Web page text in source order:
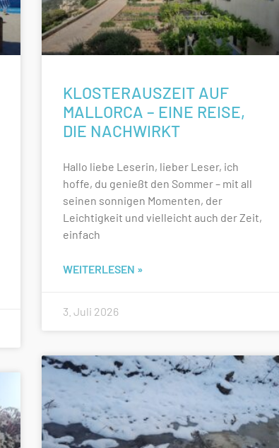
KLOSTERAUSZEIT AUF
MALLORCA – EINE REISE,
DIE NACHWIRKT
Hallo liebe Leserin, lieber Leser, ich
hoffe, du genießt den Sommer – mit all
seinen sonnigen Momenten, der
Leichtigkeit und vielleicht auch der Zeit,
einfach
WEITERLESEN »
3. Juli 2026